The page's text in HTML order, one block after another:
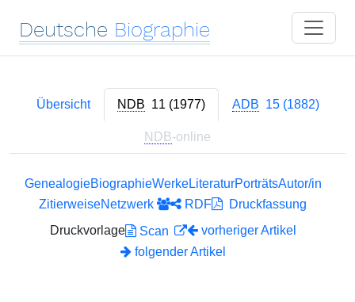
Deutsche Biographie
Übersicht NDB 11 (1977) ADB 15 (1882)
NDB-online
GenealogieBiographieWerkeLiteraturPorträtsAutor/in
ZitierweiseNetzwerk RDF
Druckfassung
Druckvorlage
Scan
vorheriger Artikel
folgender Artikel